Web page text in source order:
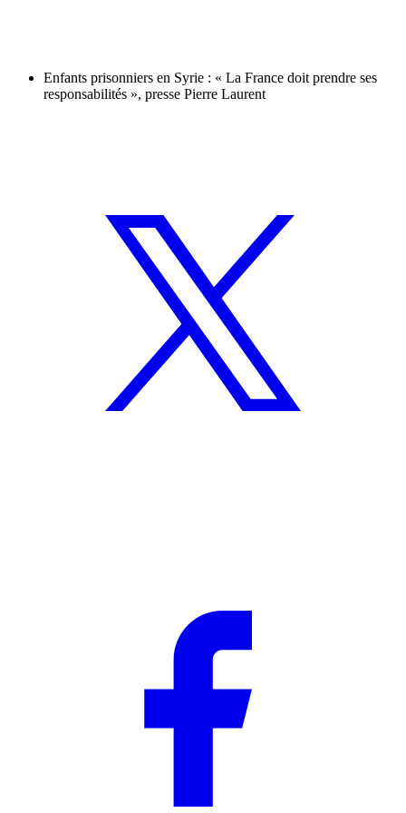
Enfants prisonniers en Syrie : « La France doit prendre ses
responsabilités », presse Pierre Laurent